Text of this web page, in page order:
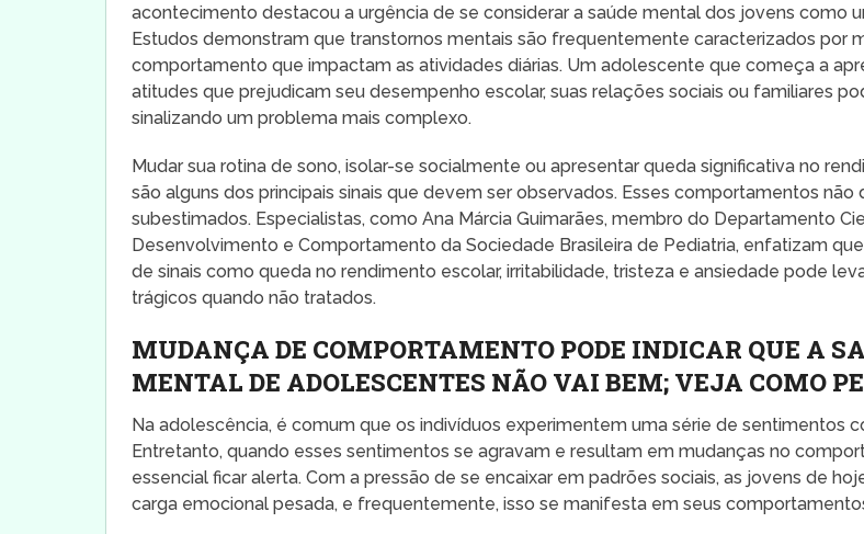
acontecimento destacou a urgência de se considerar a saúde mental dos jovens como
Estudos demonstram que transtornos mentais são frequentemente caracterizados por
comportamento que impactam as atividades diárias. Um adolescente que começa a
atitudes que prejudicam seu desempenho escolar, suas relações sociais ou familiares
sinalizando um problema mais complexo.
Mudar sua rotina de sono, isolar-se socialmente ou apresentar queda significativa no
são alguns dos principais sinais que devem ser observados. Esses comportamentos não
subestimados. Especialistas, como Ana Márcia Guimarães, membro do Departamento
Desenvolvimento e Comportamento da Sociedade Brasileira de Pediatria, enfatizam
de sinais como queda no rendimento escolar, irritabilidade, tristeza e ansiedade pode
trágicos quando não tratados.
MUDANÇA DE COMPORTAMENTO PODE INDICAR QUE A
MENTAL DE ADOLESCENTES NÃO VAI BEM; VEJA COMO
Na adolescência, é comum que os indivíduos experimentem uma série de sentimentos
Entretanto, quando esses sentimentos se agravam e resultam em mudanças no
essencial ficar alerta. Com a pressão de se encaixar em padrões sociais, as jovens de
carga emocional pesada, e frequentemente, isso se manifesta em seus